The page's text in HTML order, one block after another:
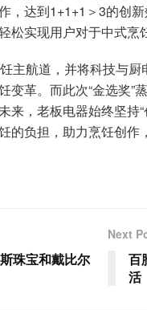
，达到1+1+1＞3的创
实现用户对于中式烹
主航道，并将科技与
变革。而此次“金选奖
来，老板电器始终坚持
负担，助力烹饪创作
珠宝和戴比尔
Next
百
活